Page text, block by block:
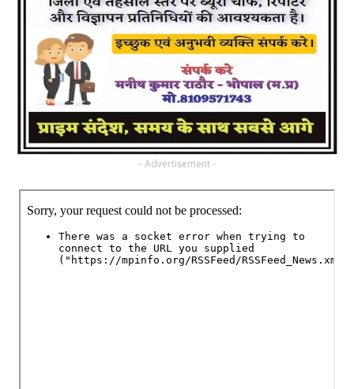
- Advertisement -